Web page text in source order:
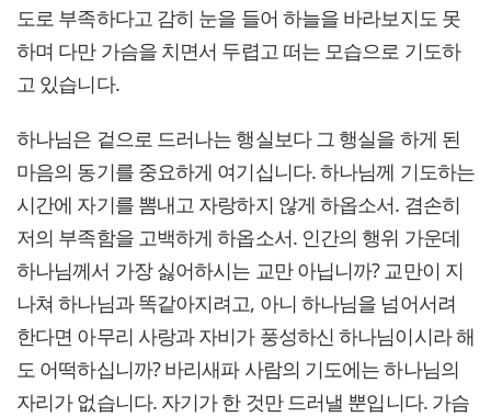
도로 부족하다고 감히 눈을 들어 하늘을 바라보지도 못
하며 다만 가슴을 치면서 두렵고 떠는 모습으로 기도하
고 있습니다.
하나님은 겉으로 드러나는 행실보다 그 행실을 하게 된
마음의 동기를 중요하게 여기십니다. 하나님께 기도하는
시간에 자기를 뽐내고 자랑하지 않게 하옵소서. 겸손히
저의 부족함을 고백하게 하옵소서. 인간의 행위 가운데
하나님께서 가장 싫어하시는 교만 아닙니까? 교만이 지
나쳐 하나님과 똑같아지려고, 아니 하나님을 넘어서려
한다면 아무리 사랑과 자비가 풍성하신 하나님이시라 해
도 어떡하십니까? 바리새파 사람의 기도에는 하나님의
자리가 없습니다. 자기가 한 것만 드러낼 뿐입니다. 가슴